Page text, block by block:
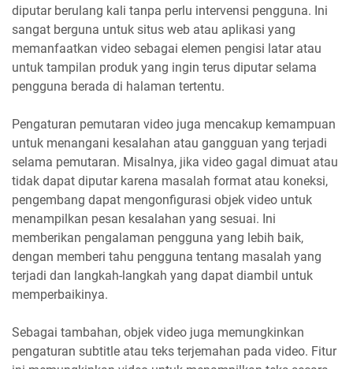
diputar berulang kali tanpa perlu intervensi pengguna. Ini
sangat berguna untuk situs web atau aplikasi yang
memanfaatkan video sebagai elemen pengisi latar atau
untuk tampilan produk yang ingin terus diputar selama
pengguna berada di halaman tertentu.
Pengaturan pemutaran video juga mencakup kemampuan
untuk menangani kesalahan atau gangguan yang terjadi
selama pemutaran. Misalnya, jika video gagal dimuat atau
tidak dapat diputar karena masalah format atau koneksi,
pengembang dapat mengonfigurasi objek video untuk
menampilkan pesan kesalahan yang sesuai. Ini
memberikan pengalaman pengguna yang lebih baik,
dengan memberi tahu pengguna tentang masalah yang
terjadi dan langkah-langkah yang dapat diambil untuk
memperbaikinya.
Sebagai tambahan, objek video juga memungkinkan
pengaturan subtitle atau teks terjemahan pada video. Fitur